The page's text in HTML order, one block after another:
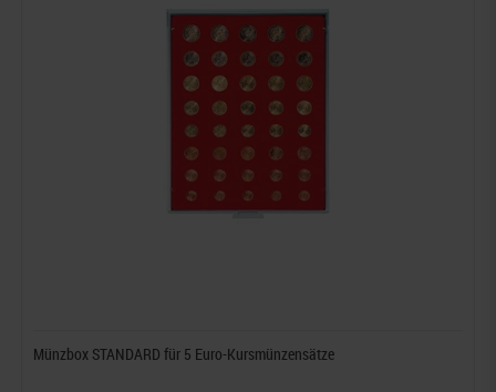
Münzbox STANDARD für 5 Euro-Kursmünzensätze